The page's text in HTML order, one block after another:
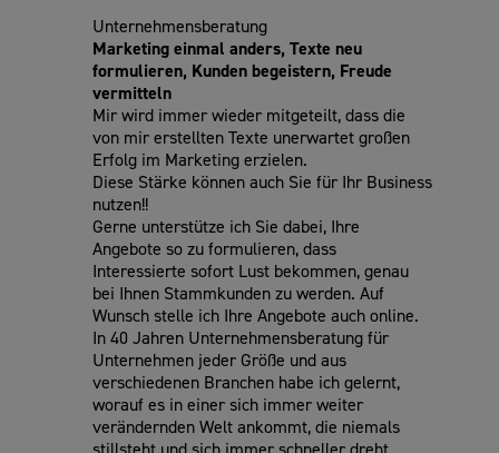
Unternehmensberatung
Marketing einmal anders, Texte neu
formulieren, Kunden begeistern, Freude
vermitteln
Mir wird immer wieder mitgeteilt, dass die
von mir erstellten Texte unerwartet großen
Erfolg im Marketing erzielen.
Diese Stärke können auch Sie für Ihr Business
nutzen!!
Gerne unterstütze ich Sie dabei, Ihre
Angebote so zu formulieren, dass
Interessierte sofort Lust bekommen, genau
bei Ihnen Stammkunden zu werden. Auf
Wunsch stelle ich Ihre Angebote auch online.
In 40 Jahren Unternehmensberatung für
Unternehmen jeder Größe und aus
verschiedenen Branchen habe ich gelernt,
worauf es in einer sich immer weiter
verändernden Welt ankommt, die niemals